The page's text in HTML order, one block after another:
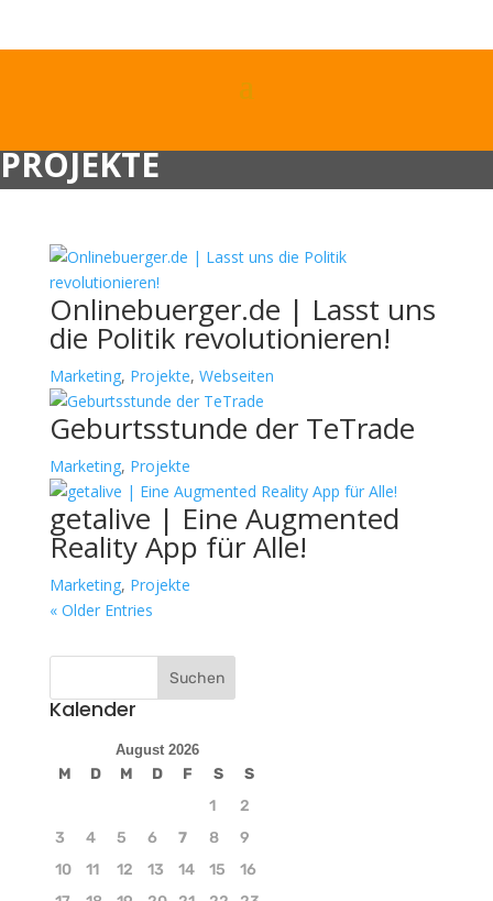
PROJEKTE
Onlinebuerger.de | Lasst uns
die Politik revolutionieren!
Marketing, Projekte, Webseiten
Geburtsstunde der TeTrade
Marketing, Projekte
getalive | Eine Augmented
Reality App für Alle!
Marketing, Projekte
« Older Entries
Kalender
August 2026
M D M D F S
S
1
2
3
4 5 6 7 8
9
10
11 12 13 14 15
16